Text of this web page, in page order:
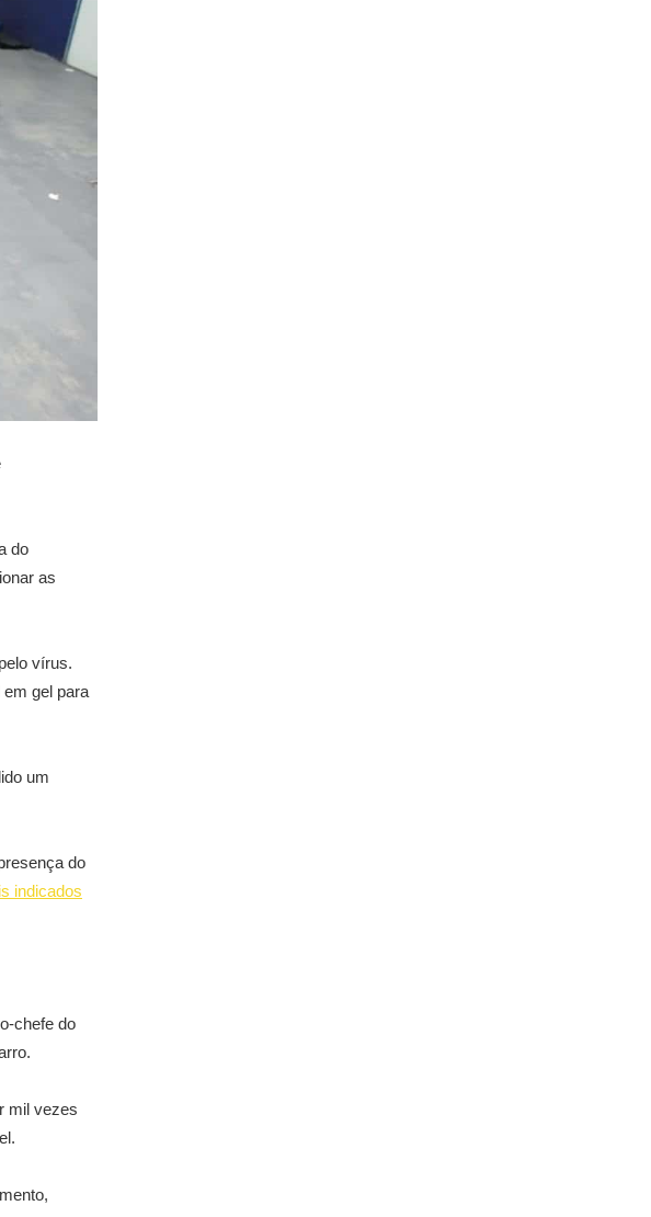
do
as
vírus.
gel para
um
do
indicados
chefe do
mil vezes